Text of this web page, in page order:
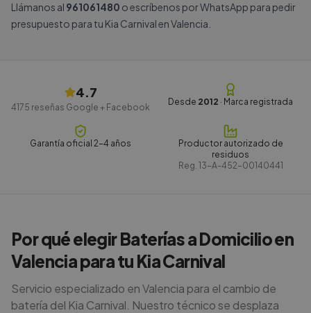
Llámanos al 961061480 o escríbenos porWhatsApp para pedir
presupuesto para tu Kia Carnival en Valencia.
4.7
4175 reseñas Google + Facebook
Desde 2012 · Marca registrada
Garantía oficial 2-4 años
Productor autorizado de
residuos
Reg. 13-A-452-00140441
Por qué elegir Baterías a Domicilio en
Valencia para tu Kia Carnival
Servicio especializado en Valencia para el cambio de
batería del Kia Carnival. Nuestro técnico se desplaza